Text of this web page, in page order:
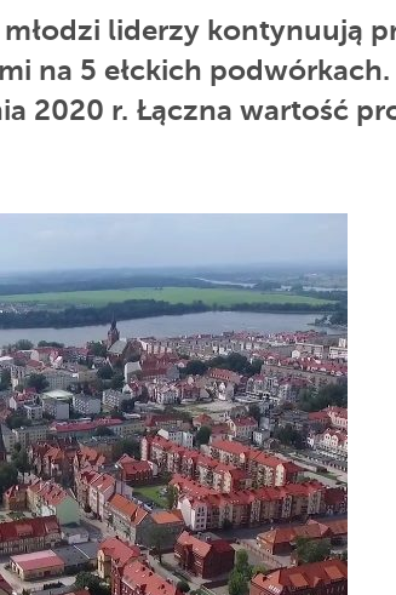
liderzy kontynuują
na 5 ełckich podwórkach.
2020 r. Łączna wartość